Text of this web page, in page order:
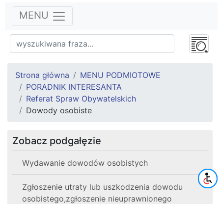
MENU
Strona główna
MENU PODMIOTOWE
PORADNIK INTERESANTA
Referat Spraw Obywatelskich
Dowody osobiste
Zobacz podgałęzie
Wydawanie dowodów osobistych
Zgłoszenie utraty lub uszkodzenia dowodu
osobistego,zgłoszenie nieuprawnionego